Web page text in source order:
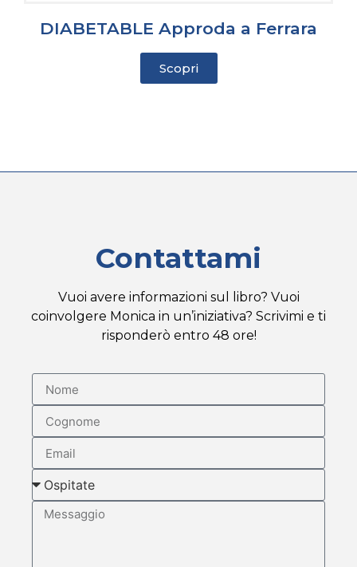
DIABETABLE Approda a Ferrara
Scopri
Contattami
Vuoi avere informazioni sul libro? Vuoi
coinvolgere Monica in un’iniziativa? Scrivimi e ti
risponderò entro 48 ore!